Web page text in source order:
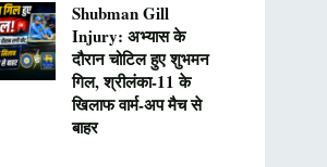
Shubman Gill
Injury: अभ्यास के
दौरान चोटिल हुए शुभमन
गिल, श्रीलंका-11 के
खिलाफ वार्म-अप मैच से
बाहर